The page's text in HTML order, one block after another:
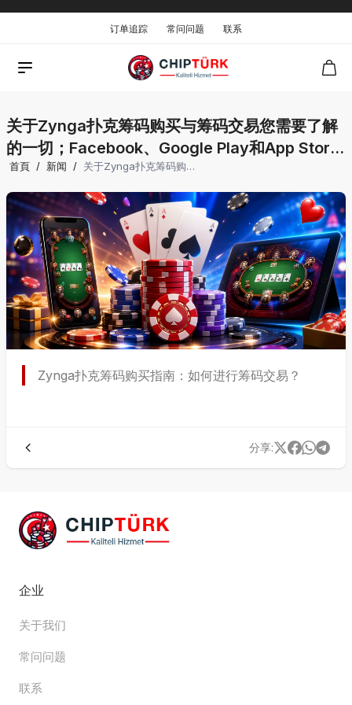
订单追踪 常问问题 联系
关于Zynga扑克筹码购买与筹码交易您需要了解
的一切；Facebook、Google Play和App Store
平台游玩指南就在这里。
首頁 / 新闻 / 关于Zynga扑克筹码购买与筹码交易您需要了解的一切；Facebook、Google Play和App Store平台游玩指南就在这里。
Zynga扑克筹码购买指南：如何进行筹码交易？
分享:
企业
关于我们
常问问题
联系